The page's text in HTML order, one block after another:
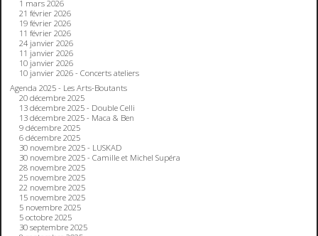
1 mars 2026
21 février 2026
19 février 2026
11 février 2026
24 janvier 2026
11 janvier 2026
10 janvier 2026
10 janvier 2026 - Concerts ateliers
Agenda 2025 - Les Arts-Boutants
20 décembre 2025
13 décembre 2025 - Double Celli
13 décembre 2025 - Maca & Ben
9 décembre 2025
6 décembre 2025
30 novembre 2025 - LUSKAD
30 novembre 2025 - Camille et Michel Supéra
28 novembre 2025
25 novembre 2025
22 novembre 2025
15 novembre 2025
5 novembre 2025
5 octobre 2025
30 septembre 2025